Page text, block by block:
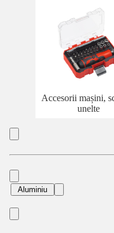
Accesorii mașini,
unelte
Aluminiu